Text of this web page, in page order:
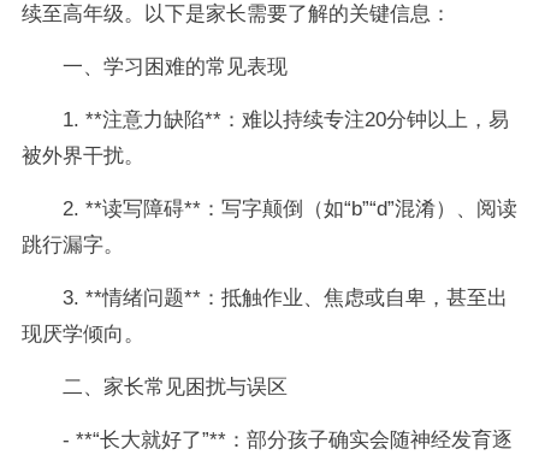
续至高年级。以下是家长需要了解的关键信息：
一、学习困难的常见表现
1. **注意力缺陷**：难以持续专注20分钟以上，易
被外界干扰。
2. **读写障碍**：写字颠倒（如“b”“d”混淆）、阅读
跳行漏字。
3. **情绪问题**：抵触作业、焦虑或自卑，甚至出
现厌学倾向。
二、家长常见困扰与误区
- **“长大就好了”**：部分孩子确实会随神经发育逐